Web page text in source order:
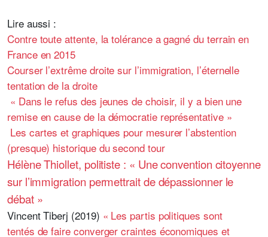
Lire aussi :
Contre toute attente, la tolérance a gagné du terrain en
France en 2015
Courser l’extrême droite sur l’immigration, l’éternelle
tentation de la droite
« Dans le refus des jeunes de choisir, il y a bien une
remise en cause de la démocratie représentative »
Les cartes et graphiques pour mesurer l’abstention
(presque) historique du second tour
Hélène Thiollet, politiste : « Une convention citoyenne
sur l’immigration permettrait de dépassionner le
débat »
Vincent Tiberj (2019) « Les partis politiques sont
tentés de faire converger craintes économiques et